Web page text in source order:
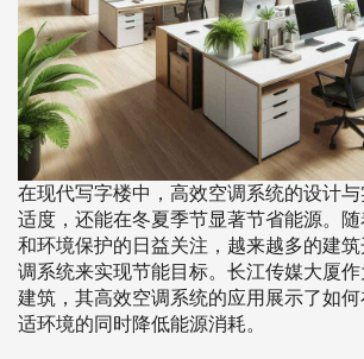
在现代写字楼中，高效空调系统的设计
适度，还能在冬夏季节显著节省能源。
和环境保护的日益关注，越来越多的建
调系统来实现节能目标。长江传媒大厦
建筑，其高效空调系统的应用展示了如
适环境的同时降低能源消耗。